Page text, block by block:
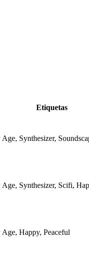
Etiquetas
Synthesizer,
Synthesizer, Scifi,
Happy, Peaceful